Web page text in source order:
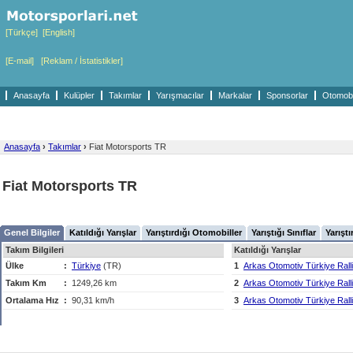
[Türkçe] [English]
[E-mail] [Reklam / İstatistikler]
Anasayfa Kulüpler Takımlar Yarışmacılar Markalar Sponsorlar
Anasayfa › Takımlar › Fiat Motorsports TR
Fiat Motorsports TR
Genel Bilgiler Katıldığı Yarışlar Yarıştırdığı Otomobiller Yarıştığı Sınıflar
Takım Bilgileri
Ülke
: Türkiye (TR)
Takım Km
:
1249,26 km
Ortalama Hız
: 90,31 km/h
Katıldığı Yarışlar
1 Arkas Otomotiv Türkiye
2 Arkas Otomotiv Türkiye
3 Arkas Otomotiv Türkiye